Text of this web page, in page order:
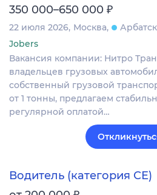
350 000–650 000 ₽
22 июля 2026 Москва
Jobers
Вакансия компании: Нитро
владельцев грузовых
собственный грузовой
от 1 тонны, предлагаем
регулярной оплатой…
Водитель (категория СЕ)